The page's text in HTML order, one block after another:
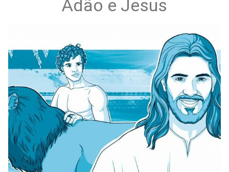
Adão e Jesus